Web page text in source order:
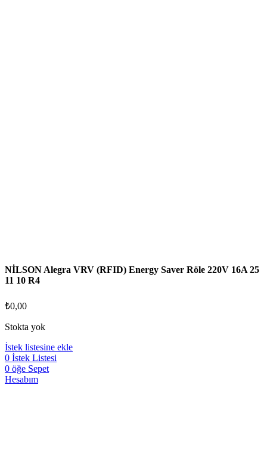
NİLSON Alegra VRV (RFID) Energy Saver Röle 220V 16A 25
11 10 R4
₺0,00
Stokta yok
İstek listesine ekle
0 İstek Listesi
0 öğe Sepet
Hesabım